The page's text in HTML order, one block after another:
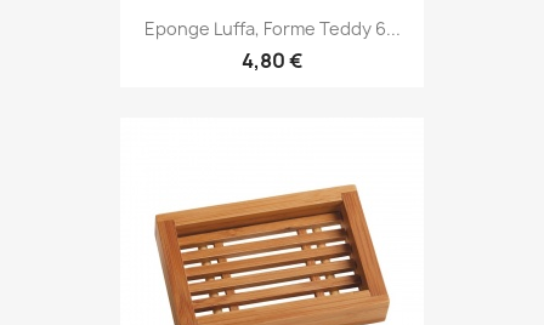
Eponge Luffa, Forme Teddy 6...
4,80 €